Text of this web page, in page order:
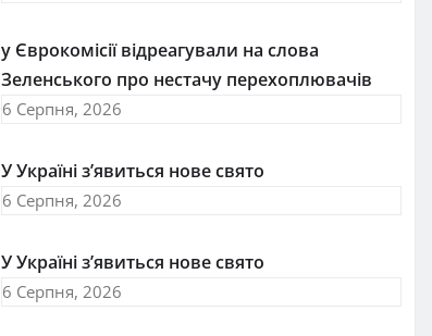
у Єврокомісії відреагували на слова
Зеленського про нестачу перехоплювачів
6 Серпня, 2026
У Україні з’явиться нове свято
6 Серпня, 2026
У Україні з’явиться нове свято
6 Серпня, 2026